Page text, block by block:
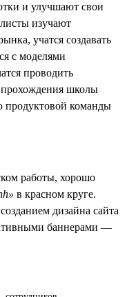
и улучшают свои
изучают
учатся создавать
с моделями
проводить
школы
продуктовой команды
работы, хорошо
в красном круге.
дизайна сайта
баннерами —